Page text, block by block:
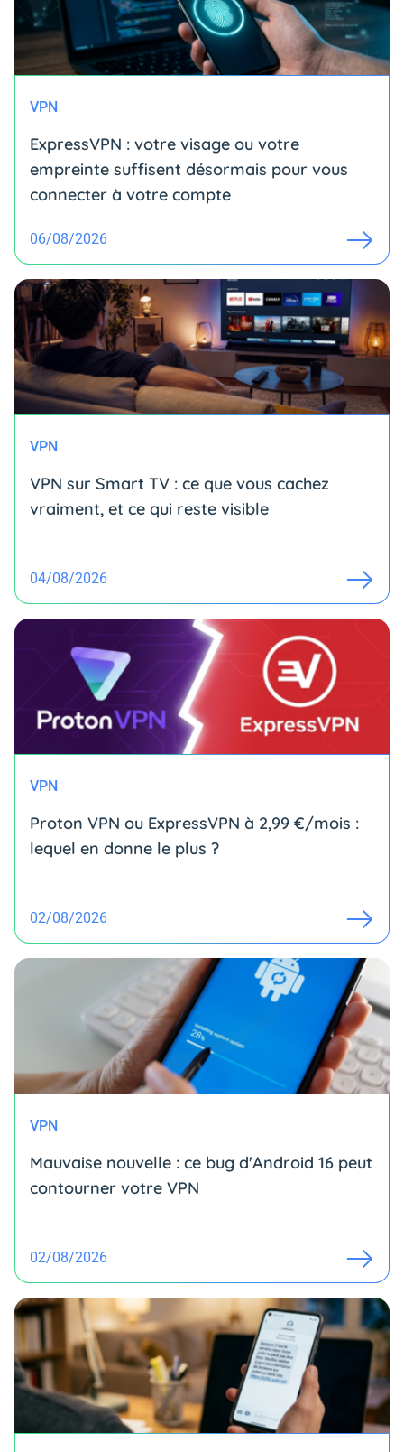
VPN
ExpressVPN : votre visage ou votre
empreinte suffisent désormais pour vous
connecter à votre compte
06/08/2026
VPN
VPN sur Smart TV : ce que vous cachez
vraiment, et ce qui reste visible
04/08/2026
VPN
Proton VPN ou ExpressVPN à 2,99 €/mois :
lequel en donne le plus ?
02/08/2026
VPN
Mauvaise nouvelle : ce bug d'Android 16 peut
contourner votre VPN
02/08/2026